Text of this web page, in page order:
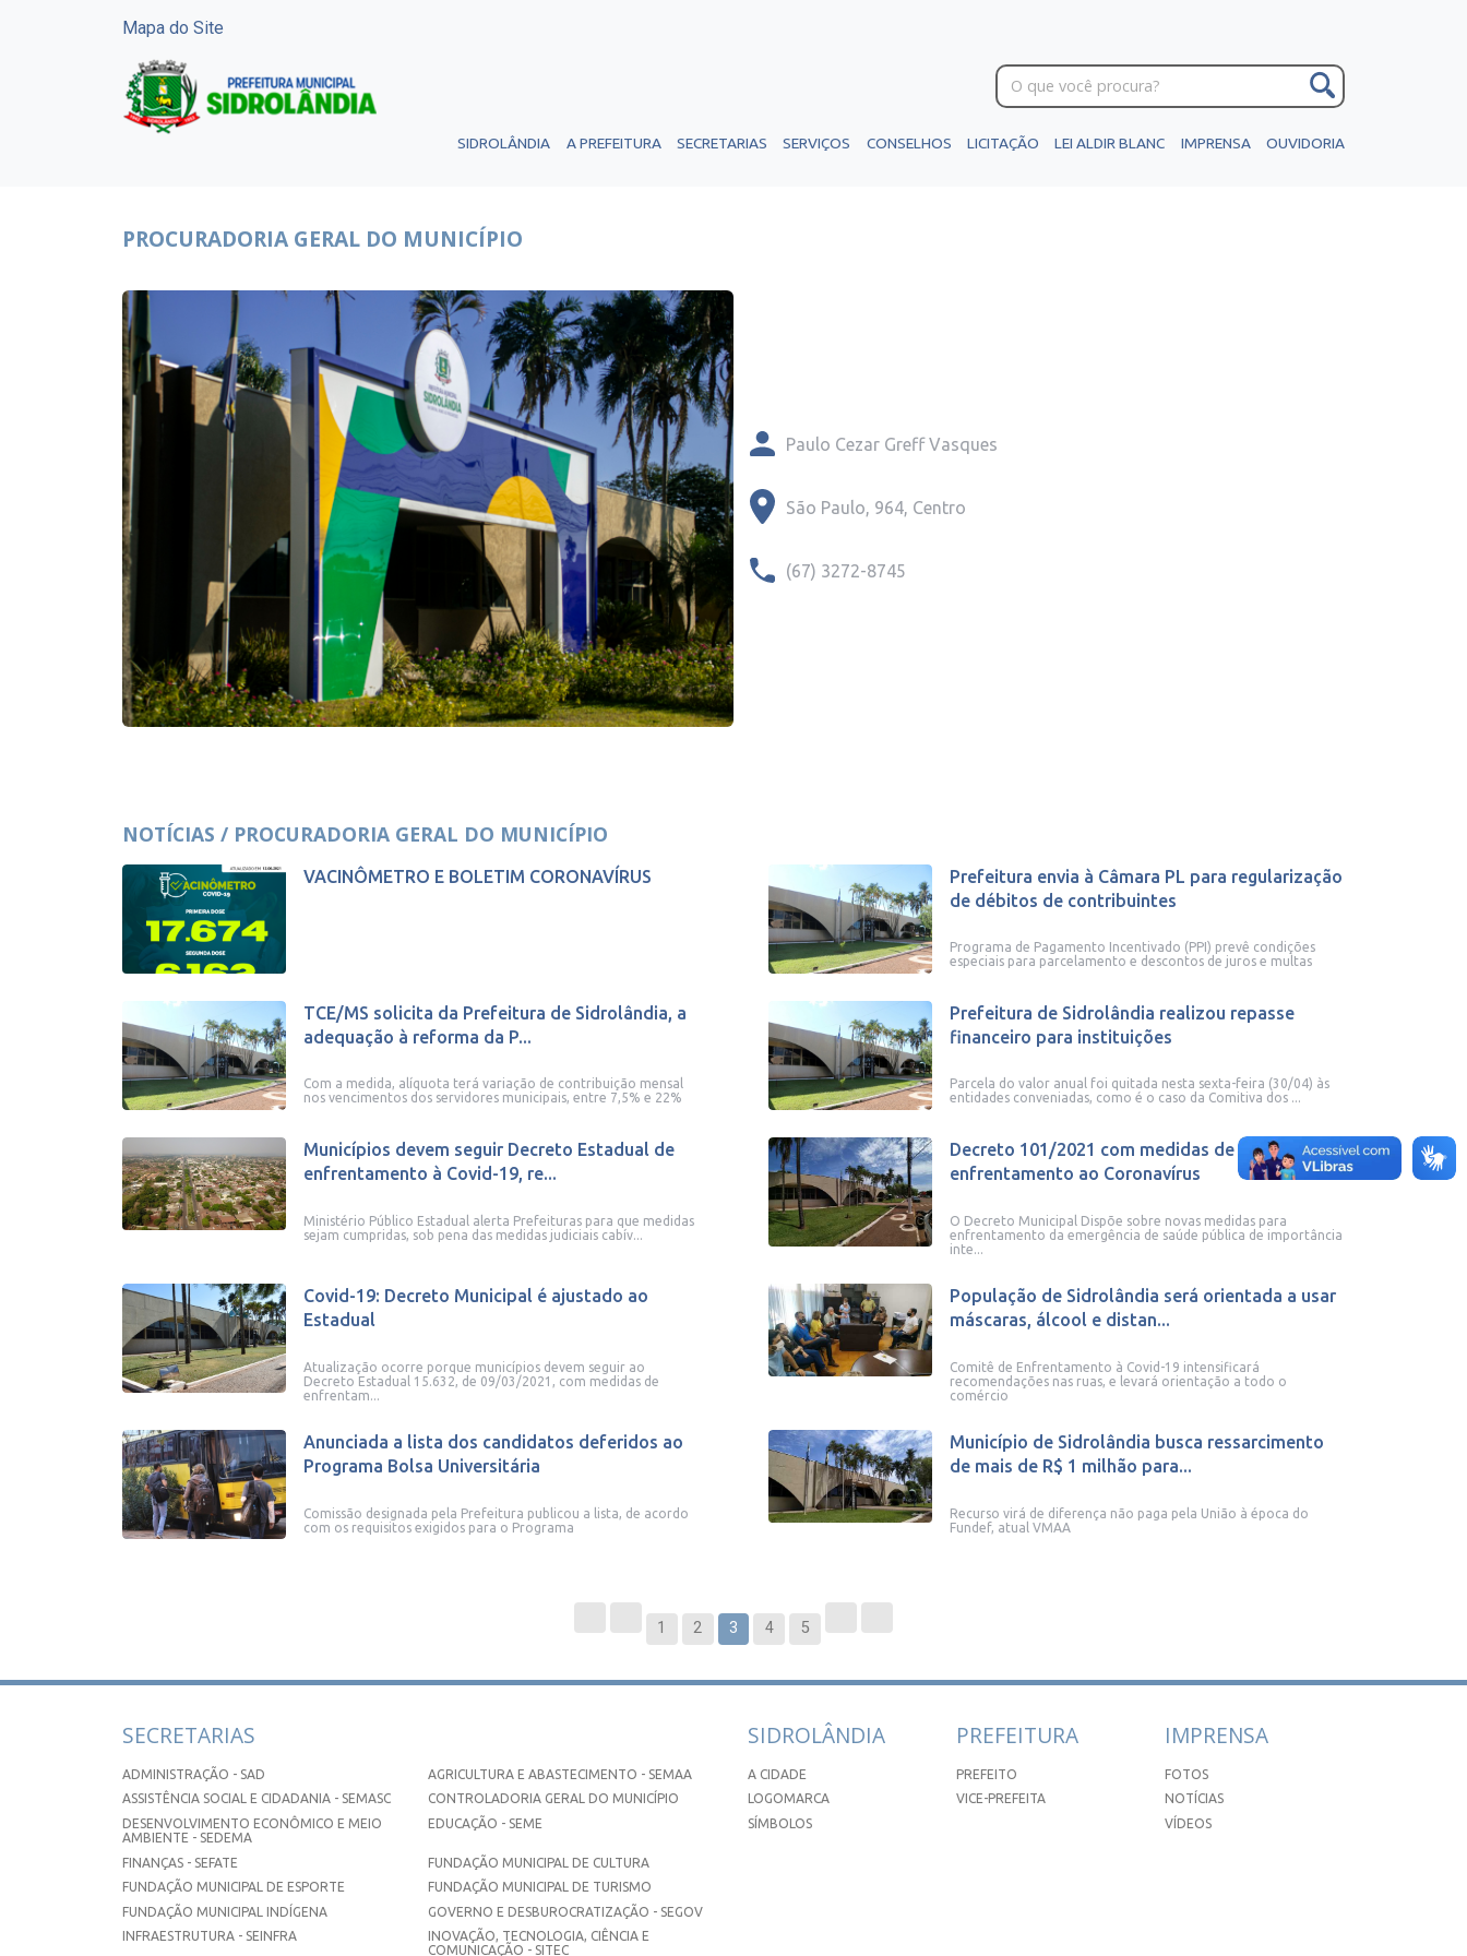
Mapa do Site
SIDROLÂNDIA A PREFEITURA SECRETARIAS SERVIÇOS CONSELHOS LICITAÇÃO LEI ALDIR BLANC IMPRENSA OUVIDORIA
PROCURADORIA GERAL DO MUNICÍPIO
Paulo Cezar Greff Vasques
São Paulo, 964, Centro
(67) 3272-8745
NOTÍCIAS / PROCURADORIA GERAL DO MUNICÍPIO
VACINÔMETRO E BOLETIM CORONAVÍRUS
Prefeitura envia à Câmara PL para regularização
de débitos de contribuintes
Programa de Pagamento Incentivado (PPI) prevê condições
especiais para parcelamento e descontos de juros e multas
TCE/MS solicita da Prefeitura de Sidrolândia, a
adequação à reforma da P...
Com a medida, alíquota terá variação de contribuição mensal
nos vencimentos dos servidores municipais, entre 7,5% e 22%
Prefeitura de Sidrolândia realizou repasse
financeiro para instituições
Parcela do valor anual foi quitada nesta sexta-feira (30/04) às
entidades conveniadas, como é o caso da Comitiva dos ...
Municípios devem seguir Decreto Estadual de
enfrentamento à Covid-19, re...
Ministério Público Estadual alerta Prefeituras para que medidas
sejam cumpridas, sob pena das medidas judiciais cabív...
Decreto 101/2021 com medidas de
enfrentamento ao Coronavírus
O Decreto Municipal Dispõe sobre novas medidas para
enfrentamento da emergência de saúde pública de importância
inte...
Covid-19: Decreto Municipal é ajustado ao
Estadual
Atualização ocorre porque municípios devem seguir ao
Decreto Estadual 15.632, de 09/03/2021, com medidas de
enfrentam...
População de Sidrolândia será orientada a usar
máscaras, álcool e distan...
Comitê de Enfrentamento à Covid-19 intensificará
recomendações nas ruas, e levará orientação a todo o
comércio
Anunciada a lista dos candidatos deferidos ao
Programa Bolsa Universitária
Comissão designada pela Prefeitura publicou a lista, de acordo
com os requisitos exigidos para o Programa
Município de Sidrolândia busca ressarcimento
de mais de R$ 1 milhão para...
Recurso virá de diferença não paga pela União à época do
Fundef, atual VMAA
1 2 3 4 5
SECRETARIAS
ADMINISTRAÇÃO - SAD
AGRICULTURA E ABASTECIMENTO - SEMAA
ASSISTÊNCIA SOCIAL E CIDADANIA - SEMASC
CONTROLADORIA GERAL DO MUNICÍPIO
DESENVOLVIMENTO ECONÔMICO E MEIO
AMBIENTE - SEDEMA
EDUCAÇÃO - SEME
FINANÇAS - SEFATE
FUNDAÇÃO MUNICIPAL DE CULTURA
FUNDAÇÃO MUNICIPAL DE ESPORTE
FUNDAÇÃO MUNICIPAL DE TURISMO
FUNDAÇÃO MUNICIPAL INDÍGENA
GOVERNO E DESBUROCRATIZAÇÃO - SEGOV
INFRAESTRUTURA - SEINFRA
INOVAÇÃO, TECNOLOGIA, CIÊNCIA E
COMUNICAÇÃO - SITEC
SIDROLÂNDIA
A CIDADE
LOGOMARCA
SÍMBOLOS
PREFEITURA
PREFEITO
VICE-PREFEITA
IMPRENSA
FOTOS
NOTÍCIAS
VÍDEOS